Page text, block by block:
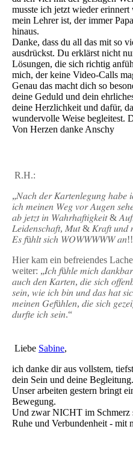
musste ich jetzt wieder erinnert
mein Lehrer ist, der immer
hinaus.
Danke, dass du all das mit so
ausdrückst. Du erklärst nicht
Lösungen, die sich richtig
mich, der keine Video-Calls
Genau das macht dich so
deine Geduld und dein
deine Herzlichkeit und dafür,
wundervolle Weise begleitest.
Von Herzen danke Anschy
R.H.:
„𝑁𝑎𝑐ℎ 𝑑𝑒𝑟 𝐾𝑎𝑟𝑡𝑒𝑛𝑙𝑒𝑔𝑢𝑛𝑔 ℎ𝑎𝑏𝑒
𝑖𝑐ℎ 𝑚𝑒𝑖𝑛𝑒𝑛 𝑊𝑒𝑔 𝑣𝑜𝑟 𝐴𝑢𝑔𝑒𝑛
𝑎𝑏 𝑗𝑒𝑡𝑧𝑡 𝑖𝑛 𝑊𝑎ℎ𝑟ℎ𝑎𝑓𝑡𝑖𝑔𝑘𝑒𝑖𝑡 &
𝐿𝑒𝑖𝑑𝑒𝑛𝑠𝑐ℎ𝑎𝑓𝑡, 𝑀𝑢𝑡 & 𝐾𝑟𝑎𝑓𝑡 𝑢𝑛𝑑
𝐸𝑠 𝑓üℎ𝑙𝑡 𝑠𝑖𝑐ℎ 𝑊𝑂𝑊𝑊𝑊𝑊𝑊
Hier kam ein befreiendes
weiter: „𝐼𝑐ℎ 𝑓üℎ𝑙𝑒 𝑚𝑖𝑐ℎ
𝑎𝑢𝑐ℎ 𝑑𝑒𝑛 𝐾𝑎𝑟𝑡𝑒𝑛, 𝑑𝑖𝑒 𝑠𝑖𝑐ℎ
𝑠𝑒𝑖𝑛, 𝑤𝑖𝑒 𝑖𝑐ℎ 𝑏𝑖𝑛 𝑢𝑛𝑑 𝑑𝑎𝑠 ℎ𝑎𝑡
𝑚𝑒𝑖𝑛𝑒𝑛 𝐺𝑒𝑓üℎ𝑙𝑒𝑛, 𝑑𝑖𝑒 𝑠𝑖𝑐ℎ
𝑑𝑢𝑟𝑓𝑡𝑒 𝑖𝑐ℎ 𝑠𝑒𝑖𝑛.“
Liebe Sabine,
ich danke dir aus vollstem,
dein Sein und deine Begleitung.
Unser arbeiten gestern bringt
Bewegung.
Und zwar NICHT im Schmerz
Ruhe und Verbundenheit - mit